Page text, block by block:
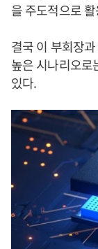
을 주도적으로
결국 이 부회장
높은 시나리오로
있다.